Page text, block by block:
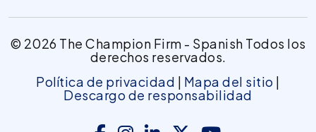
© 2026 The Champion Firm - Spanish Todos los
derechos reservados.
Política de privacidad | Mapa del sitio |
Descargo de responsabilidad